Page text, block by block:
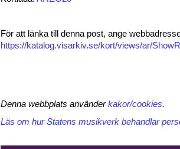
För att länka till denna post, ange
https://katalog.visarkiv.se/kort/views/ar/
Denna webbplats använderkakor/cookies.
Läs om hur Statens musikverk behandlar